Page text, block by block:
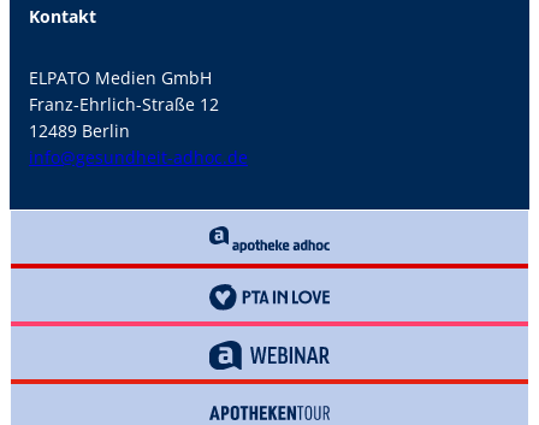
Kontakt
ELPATO Medien GmbH
Franz-Ehrlich-Straße 12
12489 Berlin
info@gesundheit-adhoc.de